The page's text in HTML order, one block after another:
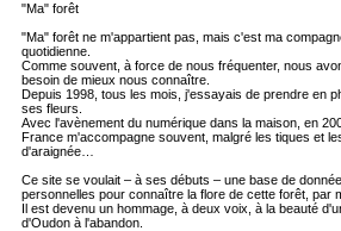
"Ma" forêt
"Ma" forêt ne m'appartient pas, mais c'est ma
quotidienne.
Comme souvent, à force de nous fréquenter, nous
besoin de mieux nous connaître.
Depuis 1998, tous les mois, j'essayais de prendre en
ses fleurs.
Avec l'avènement du numérique dans la maison, en
France m'accompagne souvent, malgré les tiques et
d'araignée…
Ce site se voulait – à ses débuts – une base de
personnelles pour connaître la flore de cette forêt, par
Il est devenu un hommage, à deux voix, à la beauté
d'Oudon à l'abandon.